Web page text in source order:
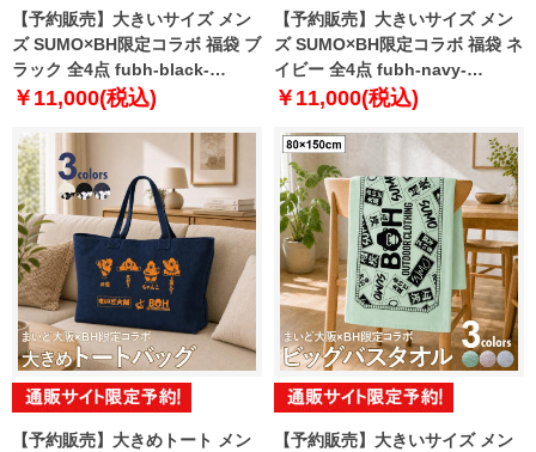
【予約販売】大きいサイズ メン
ズ SUMO×BH限定コラボ 福袋 ブ
ラック 全4点 fubh-black-
sumo999-b【10月下旬発送予
￥11,000(税込)
【予約販売】大きいサイズ メン
ズ SUMO×BH限定コラボ 福袋 ネ
イビー 全4点 fubh-navy-
sumo999-b【10月下旬発送予
￥11,000(税込)
【予約販売】大きめトート メン
【予約販売】大きいサイズ メン